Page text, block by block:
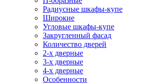
Радиусные шкафы-купе
Широкие
Угловые шкафы-купе
Закругленный фасад
Количество дверей
2-х дверные
3-х дверные
4-х дверные
Особенности